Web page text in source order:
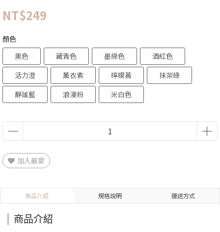
NT$249
顏色
黑色
藏青色 墨綠色
酒紅色
活力澄
薰衣紫 檸檬黃
抹茶綠
靜謐藍
浪漫粉 米白色
加入最愛
商品介紹 規格說明 運送方式
商品介紹